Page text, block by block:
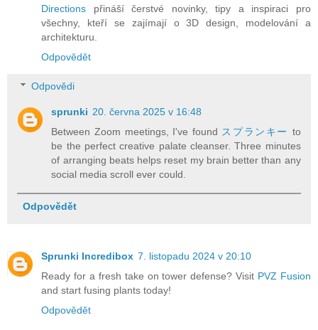
Directions přináší čerstvé novinky, tipy a inspiraci pro
všechny, kteří se zajímají o 3D design, modelování a
architekturu.
Odpovědět
Odpovědi
sprunki 20. června 2025 v 16:48
Between Zoom meetings, I've found スプランキー to
be the perfect creative palate cleanser. Three minutes
of arranging beats helps reset my brain better than any
social media scroll ever could.
Odpovědět
Sprunki Incredibox 7. listopadu 2024 v 20:10
Ready for a fresh take on tower defense? Visit PVZ Fusion
and start fusing plants today!
Odpovědět